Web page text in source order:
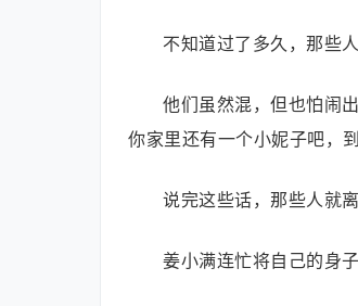
不知道过了多久，那些
他们虽然混，但也怕闹
你家里还有一个小妮子吧，
说完这些话，那些人就离
姜小满连忙将自己的身